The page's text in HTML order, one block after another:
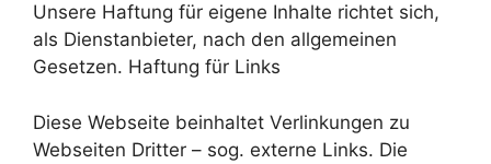
Unsere Haftung für eigene Inhalte richtet sich,
als Dienstanbieter, nach den allgemeinen
Gesetzen. Haftung für Links
Diese Webseite beinhaltet Verlinkungen zu
Webseiten Dritter – sog. externe Links. Die